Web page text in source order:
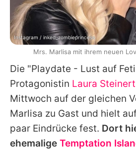
Die "Playdate - Lust auf
Protagonistin Laura Steinert
Mittwoch auf der gleichen
Marlisa zu Gast und hielt
paar Eindrücke fest. Dort
ehemalige Temptation
Instagram / inked_zombieprincess
Mrs. Marlisa mit ihrem neuen